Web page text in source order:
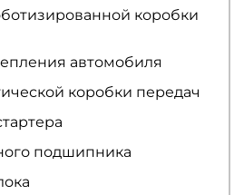
коробки
автомобиля
коробки передач
подшипника